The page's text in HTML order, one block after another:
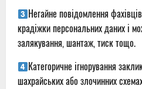
Негайне повідомлення
крадіжки персональних даних і
залякування, шантаж, тиск тощо.
Категоричне ігнорування
шахрайських або злочинних